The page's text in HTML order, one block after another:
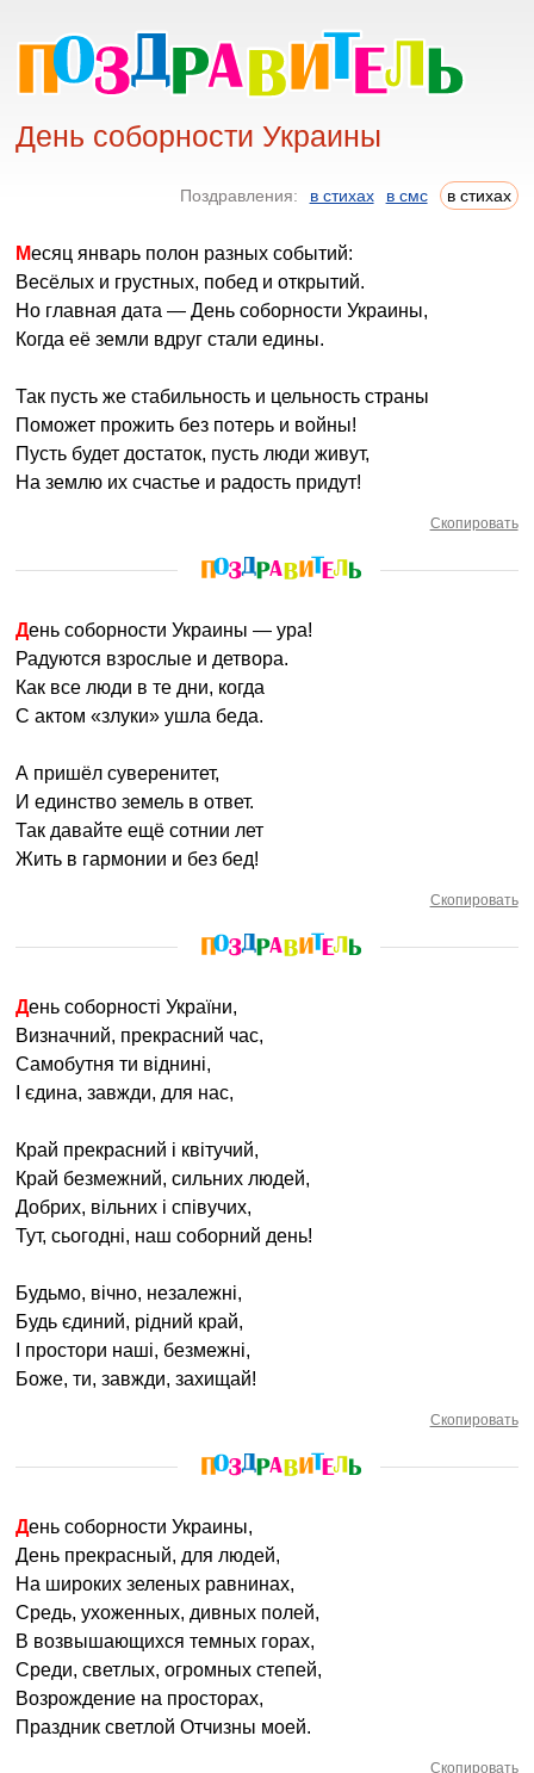
День соборности Украины
Поздравления: в стихах в смс в стихах
Месяц январь полон разных событий:
Весёлых и грустных, побед и открытий.
Но главная дата — День соборности Украины,
Когда её земли вдруг стали едины.
Так пусть же стабильность и цельность страны
Поможет прожить без потерь и войны!
Пусть будет достаток, пусть люди живут,
На землю их счастье и радость придут!
Скопировать
День соборности Украины — ура!
Радуются взрослые и детвора.
Как все люди в те дни, когда
С актом «злуки» ушла беда.
А пришёл суверенитет,
И единство земель в ответ.
Так давайте ещё сотнии лет
Жить в гармонии и без бед!
Скопировать
День соборності України,
Визначний, прекрасний час,
Самобутня ти віднині,
І єдина, завжди, для нас,
Край прекрасний і квітучий,
Край безмежний, сильних людей,
Добрих, вільних і співучих,
Тут, сьогодні, наш соборний день!
Будьмо, вічно, незалежні,
Будь єдиний, рідний край,
І простори наші, безмежні,
Боже, ти, завжди, захищай!
Скопировать
День соборности Украины,
День прекрасный, для людей,
На широких зеленых равнинах,
Средь, ухоженных, дивных полей,
В возвышающихся темных горах,
Среди, светлых, огромных степей,
Возрождение на просторах,
Праздник светлой Отчизны моей.
Скопировать